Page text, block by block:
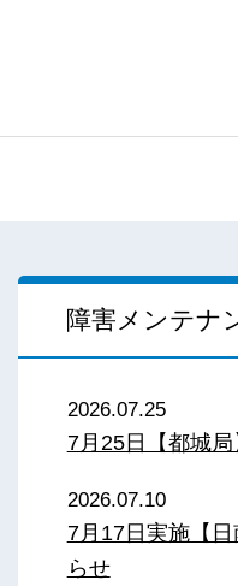
障害メンテナ
2026.07.25
7月25日【都城
2026.07.10
7月17日実施【
らせ